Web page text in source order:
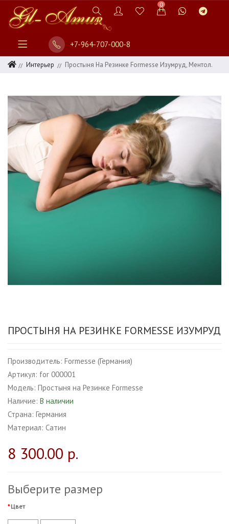
0
+7-964-707-000-8
Интерьер Простыня На Резинке Formesse Изумруд, Ментол.
ПРОСТЫНЯ НА РЕЗИНКЕ FORMESSE ИЗУМРУД
Производитель: Formesse (Германия)
Артикул: for 000001
Модель: Простыня на Резинке Formesse
Наличие: В наличии
Страна: Германия
Материал: Сатин
8 300.00 р.
Выберите размер
Цвет